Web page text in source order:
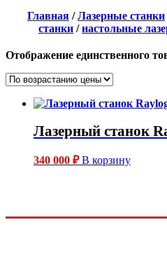
Главная /Лазерные станки
станки /настольные
Отображение единственного
Лазерный станок
340 000 ₽ В корзину